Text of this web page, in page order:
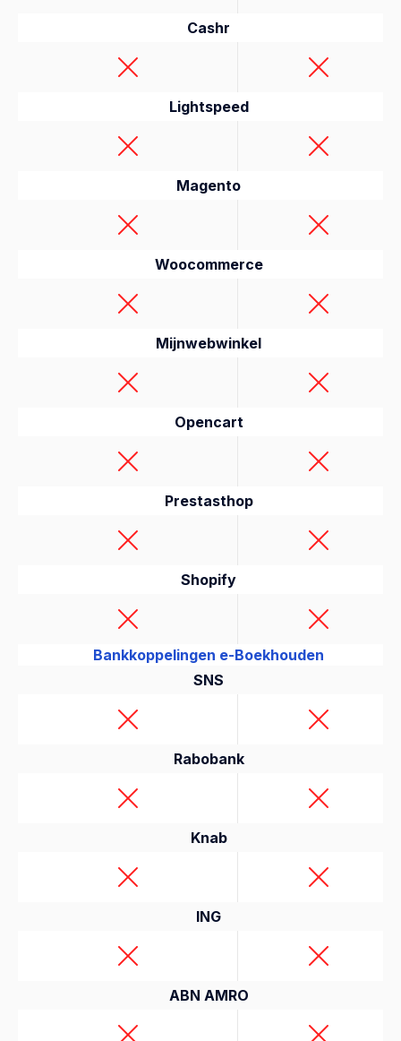
Cashr
Lightspeed
Magento
Woocommerce
Mijnwebwinkel
Opencart
Prestasthop
Shopify
Bankkoppelingen e-Boekhouden
SNS
Rabobank
Knab
ING
ABN AMRO